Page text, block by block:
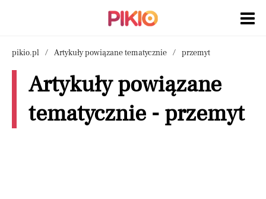
pikio.pl Artykuły powiązane tematycznie przemyt
Artykuły powiązane
tematycznie - przemyt